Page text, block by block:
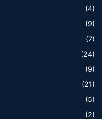
(4)
(9)
(7)
(24)
(9)
(21)
(5)
(2)